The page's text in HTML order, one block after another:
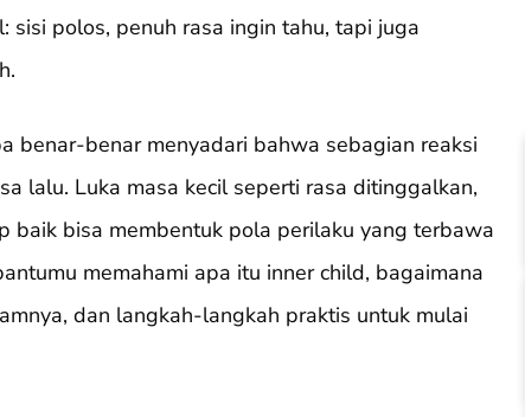
sisi polos, penuh rasa ingin tahu, tapi juga
benar-benar menyadari bahwa sebagian reaksi
lalu. Luka masa kecil seperti rasa ditinggalkan,
baik bisa membentuk pola perilaku yang terbawa
memahami apa itu inner child, bagaimana
dan langkah-langkah praktis untuk mulai